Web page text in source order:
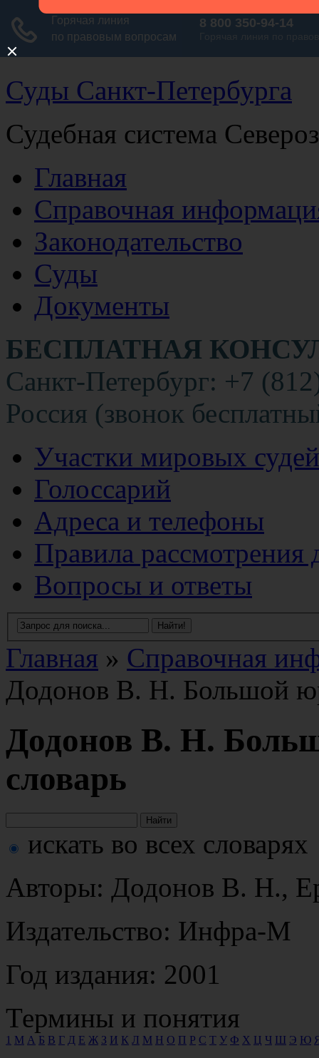
Суды Санкт-Петербурга
Судебная система
Главная
Справочная
Законодательство
Суды
Документы
БЕСПЛАТНАЯ
Санкт-Петербург: +7
Россия (звонок
Участки мировых судей
Голоссарий
Адреса и телефоны
Правила рассмотрения
Вопросы и ответы
Главная » Справочная
Додонов В. Н. Большой
Додонов В. Н.
словарь
искать во всех словарях
Авторы: Додонов В. Н.,
Издательство: Инфра-М
Год издания: 2001
Термины и понятия
1 M А Б В Г Д Е Ж З И К Л М Н О П Р С Т У Ф Х Ц Ч Ш Э Ю